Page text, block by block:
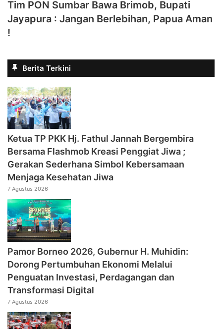
Tim PON Sumbar Bawa Brimob, Bupati
Jayapura : Jangan Berlebihan, Papua Aman
!
Berita Terkini
‎Ketua TP PKK Hj. Fathul Jannah Bergembira
Bersama Flashmob Kreasi Penggiat Jiwa ;
Gerakan Sederhana Simbol Kebersamaan
Menjaga Kesehatan Jiwa
7 Agustus 2026
Pamor Borneo 2026, Gubernur H. Muhidin:
Dorong Pertumbuhan Ekonomi Melalui
Penguatan Investasi, Perdagangan dan
Transformasi Digital
7 Agustus 2026